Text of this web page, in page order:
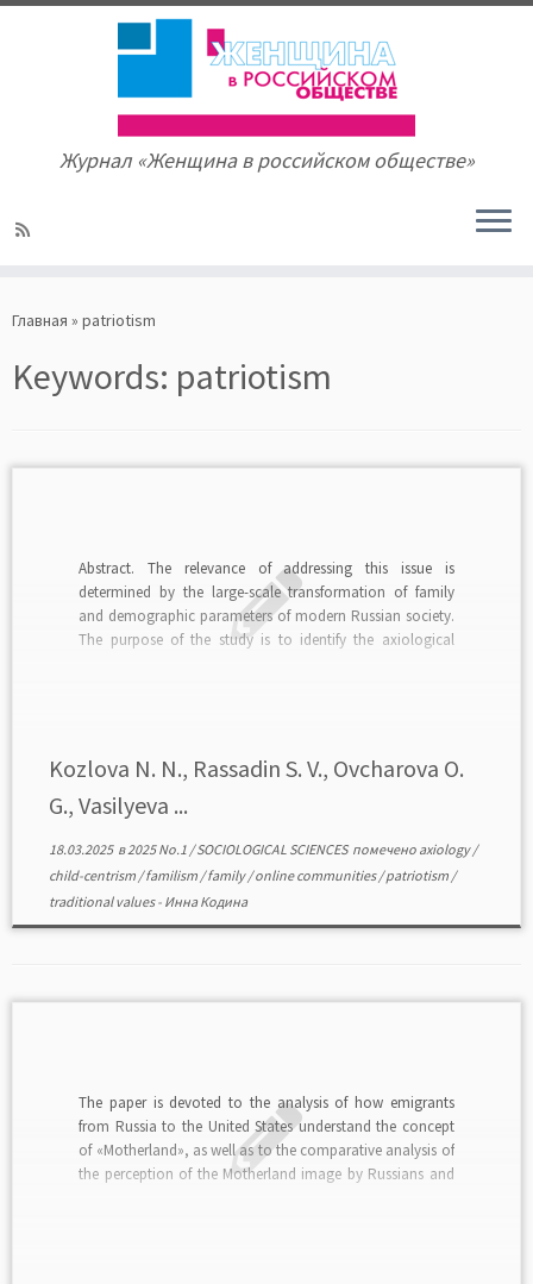
to
Журнал «Женщина в российском обществе»
Главная » patriotism
Keywords: patriotism
Abstract. The relevance of addressing this issue is
determined by the large-scale transformation of family
and demographic parameters of modern Russian society.
The purpose of the study is to identify the axiological
Kozlova N. N., Rassadin S. V., Ovcharova O.
G., Vasilyeva ...
18.03.2025в2025 No.1 /SOCIOLOGICAL SCIENCES помечено axiology/
child-centrism /familism /family/online communities/patriotism /
traditional values- Инна Кодина
The paper is devoted to the analysis of how emigrants
from Russia to the United States understand the concept
of «Motherland», as well as to the comparative analysis of
the perception of the Motherland image by Russians and